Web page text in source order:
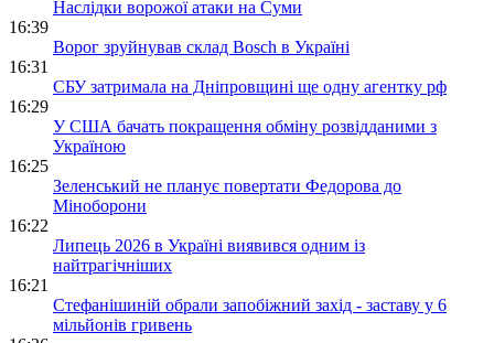
Наслідки ворожої атаки на Суми
16:39
Ворог зруйнував склад Bosch в Україні
16:31
СБУ затримала на Дніпровщині ще одну агентку рф
16:29
У США бачать покращення обміну розвідданими з
Україною
16:25
Зеленський не планує повертати Федорова до
Міноборони
16:22
Липець 2026 в Україні виявився одним із
найтрагічніших
16:21
Стефанішиній обрали запобіжний захід - заставу у 6
мільйонів гривень